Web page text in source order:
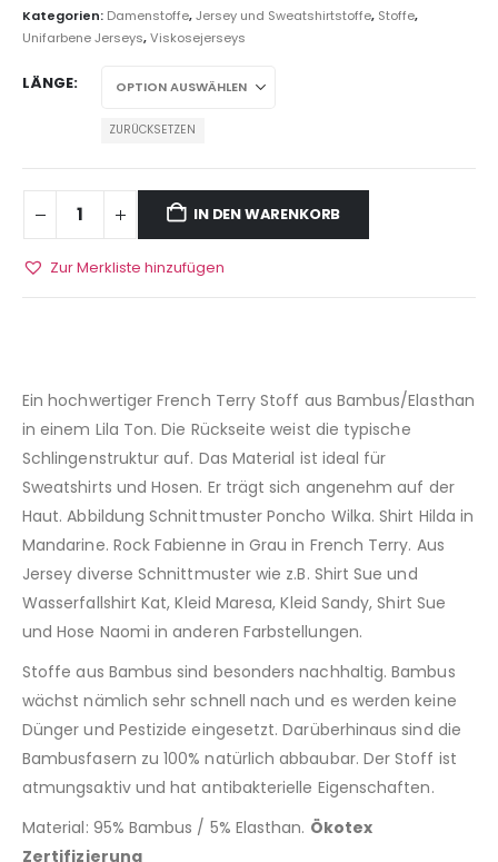
Kategorien: Damenstoffe,Jersey und Sweatshirtstoffe, Stoffe,
Unifarbene Jerseys,Viskosejerseys
LÄNGE
ZURÜCKSETZEN
IN DEN WARENKORB
Zur Merkliste hinzufügen
Ein hochwertiger French Terry Stoff aus Bambus/Elasthan
in einem Lila Ton. Die Rückseite weist die typische
Schlingenstruktur auf. Das Material ist ideal für
Sweatshirts und Hosen. Er trägt sich angenehm auf der
Haut. Abbildung Schnittmuster Poncho Wilka. Shirt Hilda in
Mandarine. Rock Fabienne in Grau in French Terry. Aus
Jersey diverse Schnittmuster wie z.B. Shirt Sue und
Wasserfallshirt Kat, Kleid Maresa, Kleid Sandy, Shirt Sue
und Hose Naomi in anderen Farbstellungen.
Stoffe aus Bambus sind besonders nachhaltig. Bambus
wächst nämlich sehr schnell nach und es werden keine
Dünger und Pestizide eingesetzt. Darüberhinaus sind die
Bambusfasern zu 100% natürlich abbaubar. Der Stoff ist
atmungsaktiv und hat antibakterielle Eigenschaften.
Material: 95% Bambus / 5% Elasthan. Ökotex
Zertifizierung